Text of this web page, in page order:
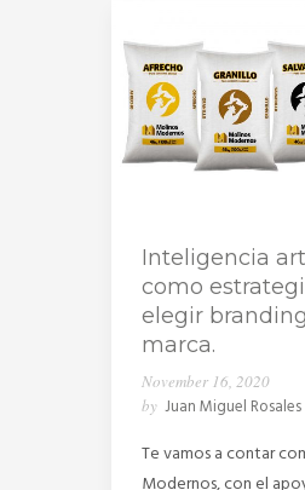
Inteligencia
como
elegir
marca.
November 16, 2020
by Juan Miguel Rosales
Te vamos a contar